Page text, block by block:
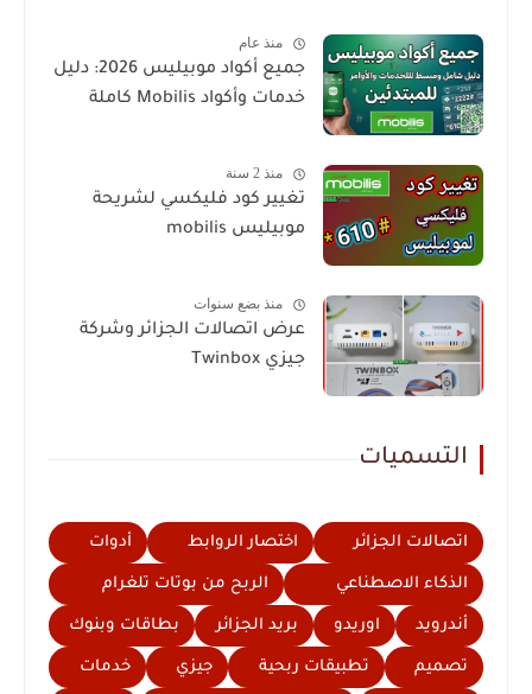
منذ عام
جميع أكواد موبيليس 2026: دليل
خدمات وأكواد Mobilis كاملة
منذ 2 سنة
تغيير كود فليكسي لشريحة
موبيليس mobilis
منذ بضع سنوات
عرض اتصالات الجزائر وشركة
جيزي Twinbox
التسميات
اتصالات الجزائر اختصار الروابط أدوات
الذكاء الاصطناعي الربح من بوتات تلغرام
أندرويد اوريدو بريد الجزائر بطاقات وبنوك
تصميم تطبيقات ربحية جيزي خدمات